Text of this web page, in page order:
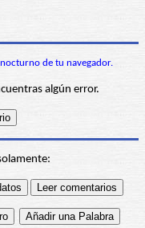
de tu navegador.
algún error.